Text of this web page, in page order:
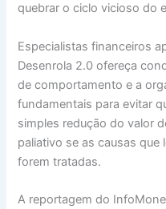
quebrar o ciclo vicioso do
Especialistas financeiros
Desenrola 2.0 ofereça
de comportamento e a
fundamentais para evitar
simples redução do valor
paliativo se as causas
forem tratadas.
A reportagem do